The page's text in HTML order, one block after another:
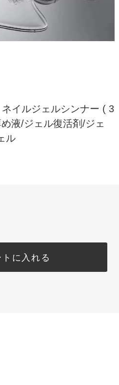
イルジェルシンナー ( 3
液/ジェル復活剤/ジェ
ル
に入れる